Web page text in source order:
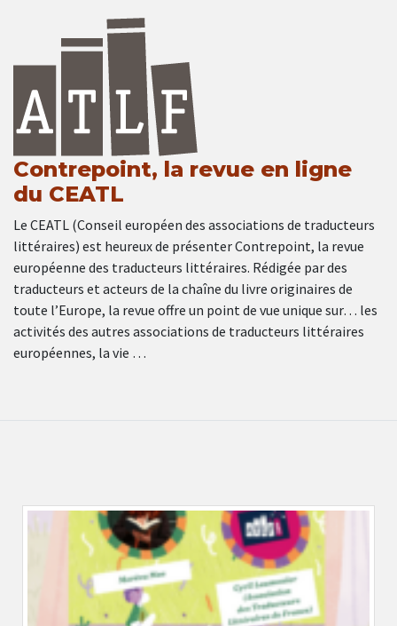
Contrepoint, la revue en ligne
du CEATL
Le CEATL (Conseil européen des associations de traducteurs
littéraires) est heureux de présenter Contrepoint, la revue
européenne des traducteurs littéraires. Rédigée par des
traducteurs et acteurs de la chaîne du livre originaires de
toute l’Europe, la revue offre un point de vue unique sur… les
activités des autres associations de traducteurs littéraires
européennes, la vie …